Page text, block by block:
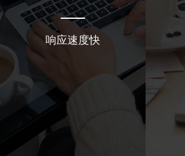
响应速度快